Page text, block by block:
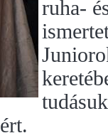
ruha-